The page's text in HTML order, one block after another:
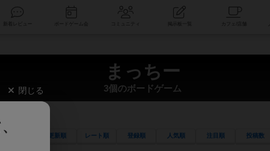
コミュニティ
まっちー
3個のボードゲーム
更新順 レート順 登録順 人気順 注目順 投稿数
閉じる